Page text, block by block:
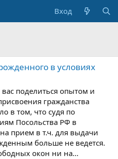
Вход
в условиях
поделиться опытом и
гражданства
в том, что судя по
Посольства РФ в
прием в т.ч. для выдачи
больше не ведется.
окон ни на...